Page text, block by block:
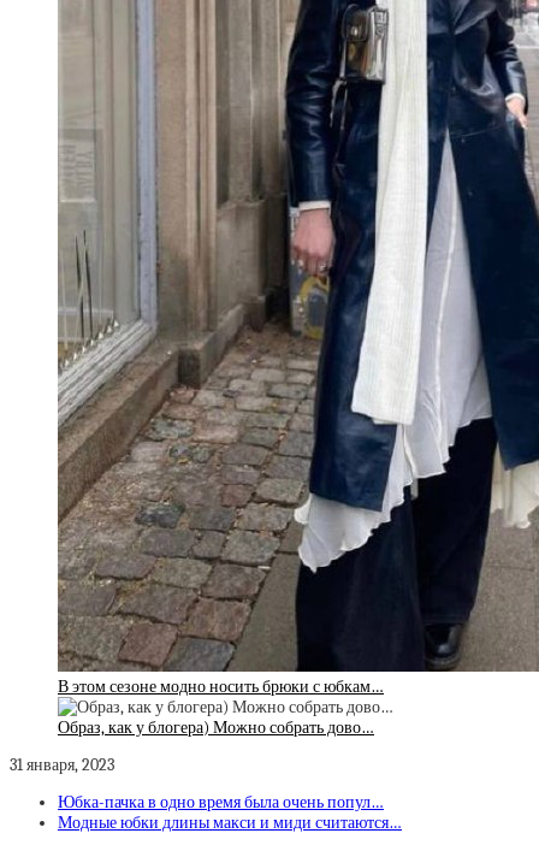
В этом сезоне модно носить брюки с юбкам…
Образ, как у блогера) Можно собрать дово…
31 января, 2023
Юбка-пачка в одно время была очень попул…
Модные юбки длины макси и миди считаются…